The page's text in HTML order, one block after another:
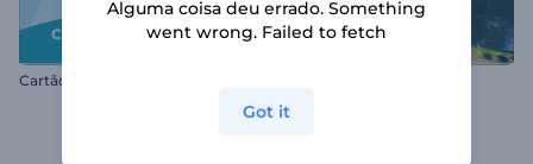
Cartão do Dia da Criança
Alguma coisa deu errado. Something
went wrong. Failed to fetch
Got it